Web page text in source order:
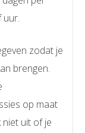
uur.
zodat je
brengen.
op maat
uit of je